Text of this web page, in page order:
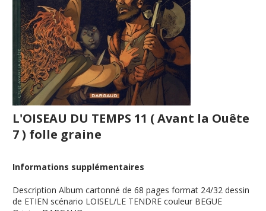
L'OISEAU DU TEMPS 11 ( Avant la Ouête
7 ) folle graine
Informations supplémentaires
Description Album cartonné de 68 pages format 24/32 dessin
de ETIEN scénario LOISEL/LE TENDRE couleur BEGUE